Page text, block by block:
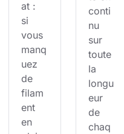
at :
si
vous
manq
uez
de
filam
ent
en
conti
nu
sur
toute
la
longu
eur
de
chaq